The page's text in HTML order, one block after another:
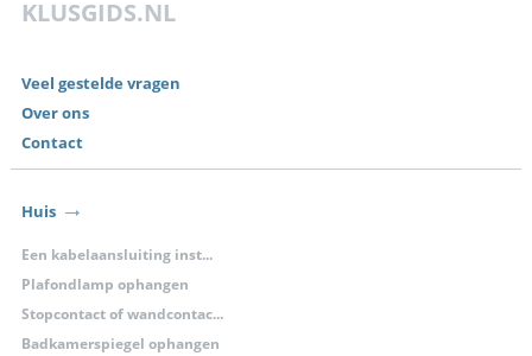
KLUSGIDS.NL
Veel gestelde vragen
Over ons
Contact
Huis
Een kabelaansluiting inst...
Plafondlamp ophangen
Stopcontact of wandcontac...
Badkamerspiegel ophangen